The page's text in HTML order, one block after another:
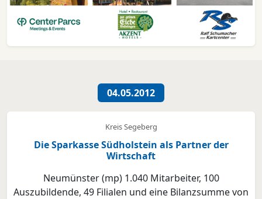
04.05.2012
Kreis Segeberg
Die Sparkasse Südholstein als Partner der
Wirtschaft
Neumünster (mp) 1.040 Mitarbeiter, 100
Auszubildende, 49 Filialen und eine Bilanzsumme von